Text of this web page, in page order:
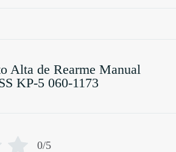
Alta de Rearme Manual
KP-5 060-1173
0/5